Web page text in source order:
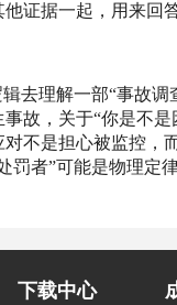
证据一起，用来回
去理解一部“事故
，关于“你是不是
不是担心被监控，
者”可能是物理定律
下载中心